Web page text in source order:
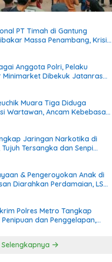
PT Timah di Gantung
Massa Penambang, Krisis
Anggota Polri, Pelaku
Minimarket Dibekuk Jatanras
Muara Tiga Diduga
Wartawan, Ancam Kebebasan
Jaringan Narkotika di
Tersangka dan Senpi
& Pengeroyokan Anak di
Diarahkan Perdamaian, LSM
Polres Metro Tangkap
dan Penggelapan,
Selengkapnya